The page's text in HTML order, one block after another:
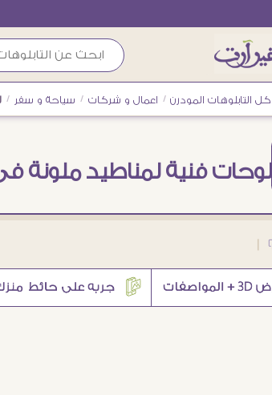
كل التابلوهات المودرن / اعمال و شركات / سياحة و سفر /
لوحات فنية لمناطيد ملونة فى